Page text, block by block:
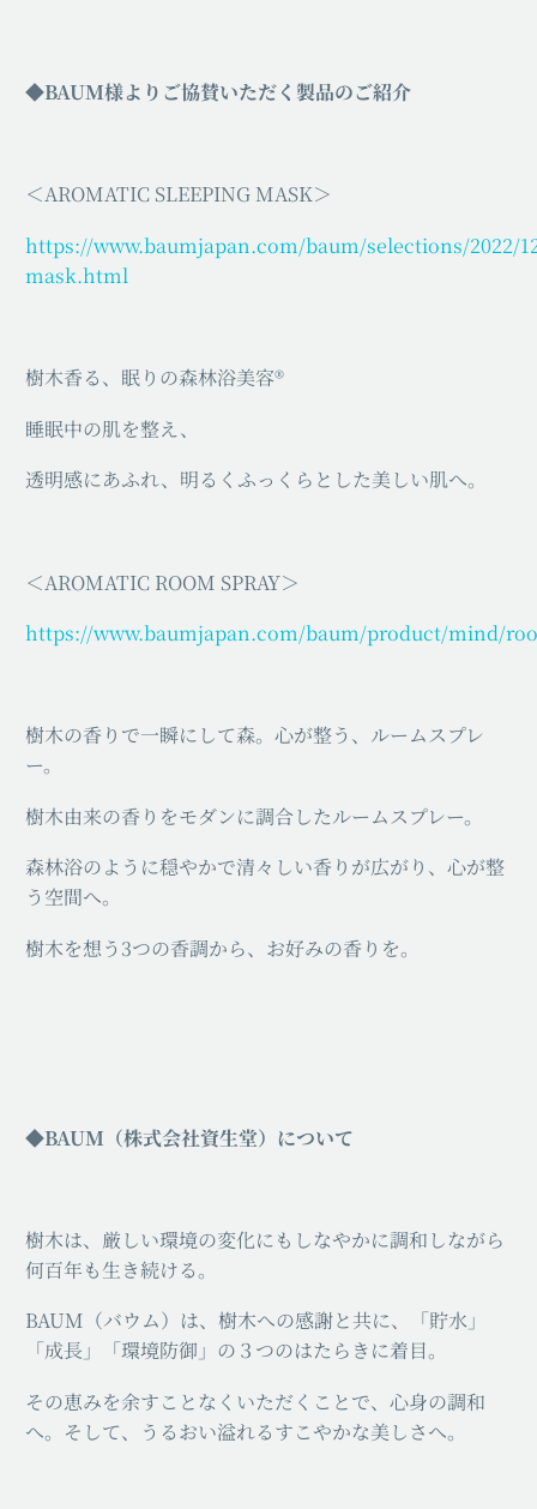
◆BAUM様よりご協賛いただく製品のご紹介
＜AROMATIC SLEEPING MASK＞
https://www.baumjapan.com/baum/selections/2022/
mask.html
樹木香る、眠りの森林浴美容®
睡眠中の肌を整え、
透明感にあふれ、明るくふっくらとした美しい肌へ。
＜AROMATIC ROOM SPRAY＞
https://www.baumjapan.com/baum/product/mind/
樹木の香りで一瞬にして森。心が整う、ルームスプレ
ー。
樹木由来の香りをモダンに調合したルームスプレー。
森林浴のように穏やかで清々しい香りが広がり、心が整
う空間へ。
樹木を想う3つの香調から、お好みの香りを。
◆BAUM（株式会社資生堂）について
樹木は、厳しい環境の変化にもしなやかに調和しながら
何百年も生き続ける。
BAUM（バウム）は、樹木への感謝と共に、「貯水」
「成長」「環境防御」の３つのはたらきに着目。
その恵みを余すことなくいただくことで、心身の調和
へ。そして、うるおい溢れるすこやかな美しさへ。